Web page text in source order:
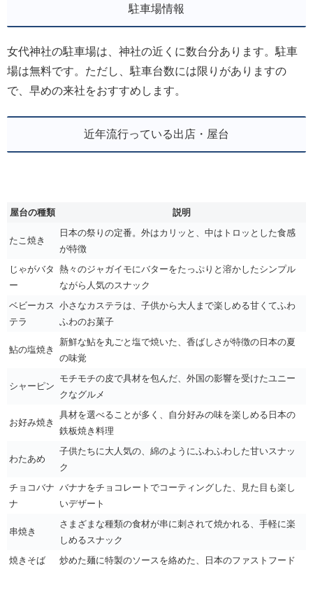
駐車場情報
女代神社の駐車場は、神社の近くに数台分あります。駐車
場は無料です。ただし、駐車台数には限りがありますの
で、早めの来社をおすすめします。
近年流行っている出店・屋台
屋台の種類 説明
たこ焼き
日本の祭りの定番。外はカリッと、中はトロッとした食感
が特徴
じゃがバタ
ー
熱々のジャガイモにバターをたっぷりと溶かしたシンプル
ながら人気のスナック
ベビーカス
テラ
小さなカステラは、子供から大人まで楽しめる甘くてふわ
ふわのお菓子
鮎の塩焼き
新鮮な鮎を丸ごと塩で焼いた、香ばしさが特徴の日本の夏
の味覚
シャーピン
モチモチの皮で具材を包んだ、外国の影響を受けたユニー
クなグルメ
お好み焼き
具材を選べることが多く、自分好みの味を楽しめる日本の
鉄板焼き料理
わたあめ
子供たちに大人気の、綿のようにふわふわした甘いスナッ
ク
チョコバナ
ナ
バナナをチョコレートでコーティングした、見た目も楽し
いデザート
串焼き
さまざまな種類の食材が串に刺されて焼かれる、手軽に楽
しめるスナック
焼きそば
炒めた麺に特製のソースを絡めた、日本のファストフード